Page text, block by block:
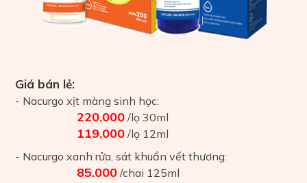
Giá bán lẻ:
- Nacurgo xịt màng sinh học:
220.000 /lọ 30ml
119.000 /lọ 12ml
- Nacurgo xanh rửa, sát khuẩn vết thương:
85.000 /chai 125ml